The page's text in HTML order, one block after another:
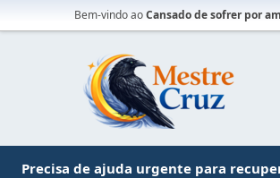
Bem-vindo aoCansado de sofrer por
Precisa de ajuda urgente para